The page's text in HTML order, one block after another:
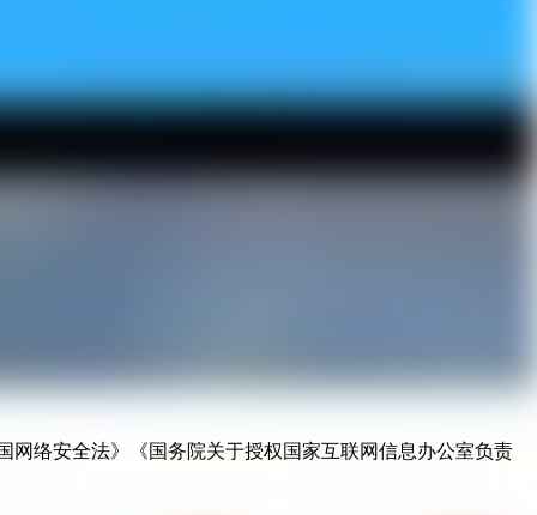
络安全法》《国务院关于授权国家互联网信息办公室负责